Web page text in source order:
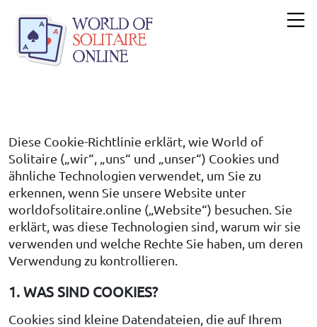
Diese Cookie-Richtlinie erklärt, wie World of
Solitaire („wir“, „uns“ und „unser“) Cookies und
ähnliche Technologien verwendet, um Sie zu
erkennen, wenn Sie unsere Website unter
worldofsolitaire.online („Website“) besuchen. Sie
erklärt, was diese Technologien sind, warum wir sie
verwenden und welche Rechte Sie haben, um deren
Verwendung zu kontrollieren.
1. WAS SIND COOKIES?
Cookies sind kleine Datendateien, die auf Ihrem